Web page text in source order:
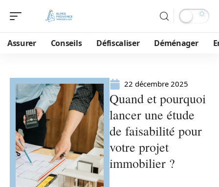
Assurer Conseils Défiscaliser Déménager
22 décembre 2025
Quand et pourquoi
lancer une étude
de faisabilité pour
votre projet
immobilier ?